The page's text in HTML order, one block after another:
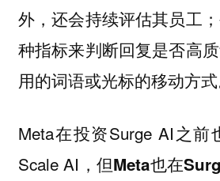
外，还会持续评估其员工
种指标来判断回复是否高
用的词语或光标的移动方式
Meta在投资Surge AI之
Scale AI，但Meta也在